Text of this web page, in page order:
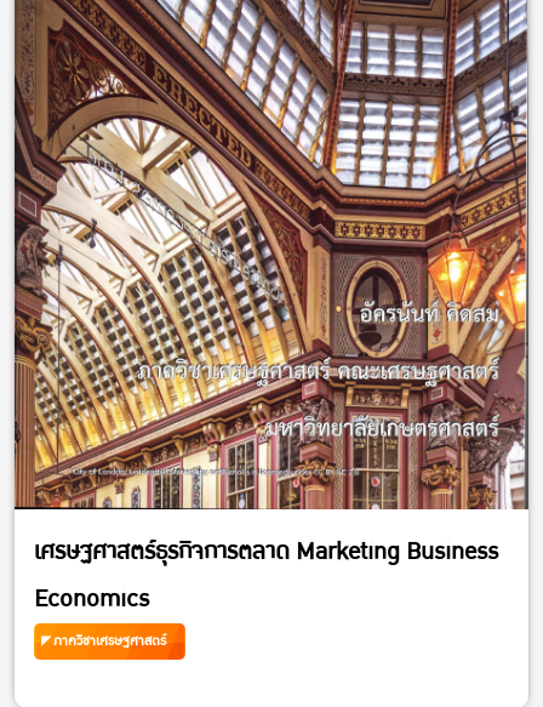
เศรษฐศาสตร์ธุรกิจการตลาด Marketing Business
Economics
ภาควิชาเศรษฐศาสตร์